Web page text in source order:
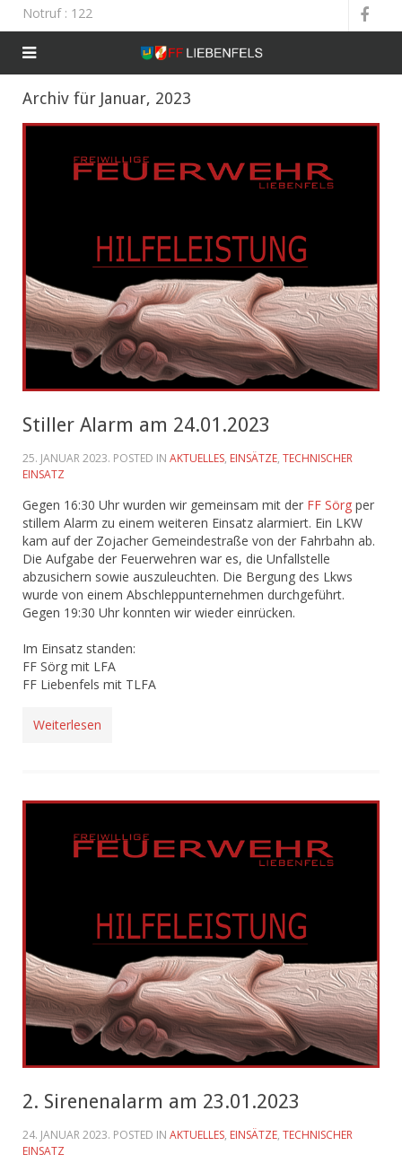
Notruf: 122
Archiv für Januar, 2023
Stiller Alarm am 24.01.2023
25. JANUAR 2023. POSTED IN AKTUELLES, EINSÄTZE, TECHNISCHER
EINSATZ
Gegen 16:30 Uhr wurden wir gemeinsam mit der FF Sörg per
stillem Alarm zu einem weiteren Einsatz alarmiert. Ein LKW
kam auf der Zojacher Gemeindestraße von der Fahrbahn ab.
Die Aufgabe der Feuerwehren war es, die Unfallstelle
abzusichern sowie auszuleuchten. Die Bergung des Lkws
wurde von einem Abschleppunternehmen durchgeführt.
Gegen 19:30 Uhr konnten wir wieder einrücken.
Im Einsatz standen:
FF Sörg mit LFA
FF Liebenfels mit TLFA
Weiterlesen
2. Sirenenalarm am 23.01.2023
24. JANUAR 2023. POSTED IN AKTUELLES, EINSÄTZE, TECHNISCHER
EINSATZ